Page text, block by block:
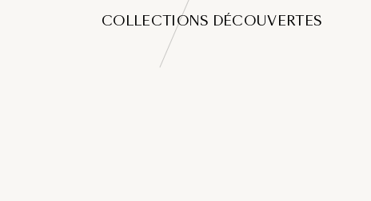
COLLECTIONS DÉCOUVERTES